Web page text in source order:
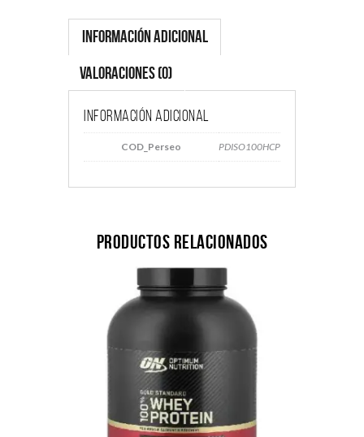
Información adicional
Valoraciones (0)
Información adicional
COD_Perseo PDISO100HCP
Productos relacionados